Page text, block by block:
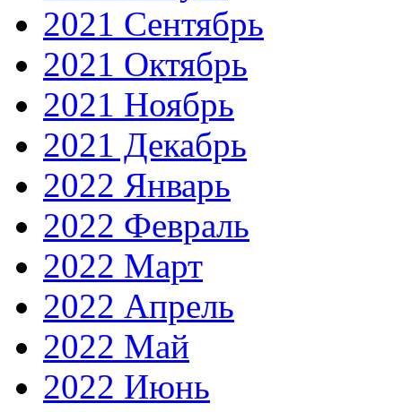
2021 Сентябрь
2021 Октябрь
2021 Ноябрь
2021 Декабрь
2022 Январь
2022 Февраль
2022 Март
2022 Апрель
2022 Май
2022 Июнь